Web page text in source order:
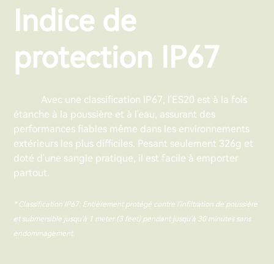
Indice de
protection IP67
Avec une classification IP67, l'ES20 est à la fois
étanche à la poussière et à l'eau, assurant des
performances fiables même dans les environnements
extérieurs les plus difficiles. Pesant seulement 326g et
doté d'une sangle pratique, il est facile à emporter
partout.
* Classification IP67: Entièrement protégé contre l'infiltration de poussière
et submersible jusqu'à 1 meter (3 feet) pendant jusqu'à 30 minutes sans
endommagement.